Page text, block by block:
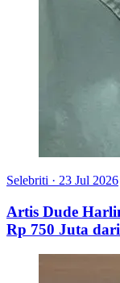
Selebriti · 23 Jul 2026
Artis Dude
Rp 750 Juta